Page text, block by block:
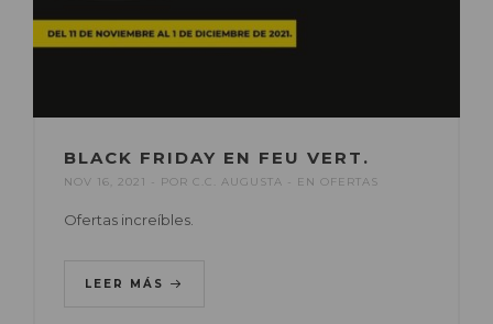
BLACK FRIDAY EN FEU VERT.
NOV 16, 2021 POR C.C. AUGUSTA EN OFERTAS
Ofertas increíbles.
LEER MÁS